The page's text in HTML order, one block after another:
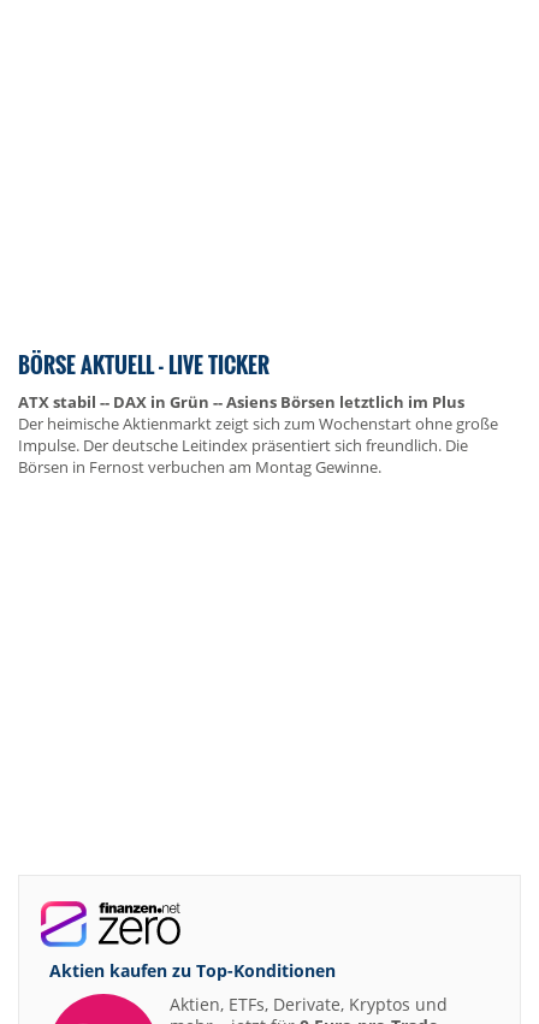
BÖRSE AKTUELL - LIVE TICKER
ATX stabil -- DAX in Grün -- Asiens Börsen letztlich im Plus
Der heimische Aktienmarkt zeigt sich zum Wochenstart ohne große
Impulse. Der deutsche Leitindex präsentiert sich freundlich. Die
Börsen in Fernost verbuchen am Montag Gewinne.
Aktien kaufen zu Top-Konditionen
Aktien, ETFs, Derivate, Kryptos und